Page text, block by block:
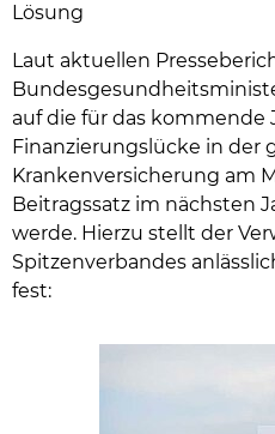
Lösung
Laut aktuellen
auf die für das kommende
Finanzierungslücke in der
Krankenversicherung am
Beitragssatz im nächsten
werde. Hierzu stellt der
Spitzenverbandes
fest: